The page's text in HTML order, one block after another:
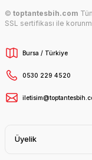
© toptantesbih.com
SSL sertifikası ile
Bursa / Türkiye
0530 229 4520
Üyelik